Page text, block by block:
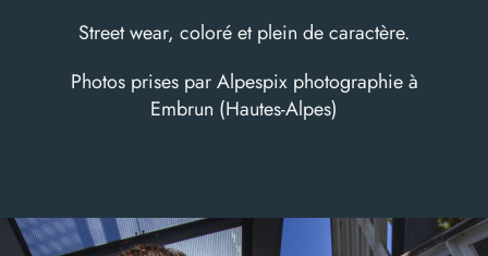
Street wear, coloré et plein de caractère.
Photos prises parAlpespix photographieà
Embrun (Hautes-Alpes)